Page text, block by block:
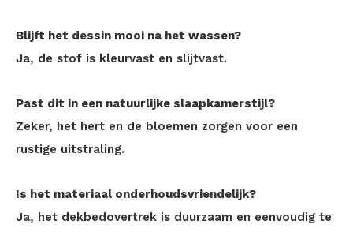
Blijft het dessin mooi na het wassen?
Ja, de stof is kleurvast en slijtvast.
Past dit in een natuurlijke slaapkamerstijl?
Zeker, het hert en de bloemen zorgen voor een
rustige uitstraling.
Is het materiaal onderhoudsvriendelijk?
Ja, het dekbedovertrek is duurzaam en eenvoudig te